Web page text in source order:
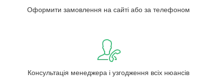
Оформити замовлення на сайті або за телефоном
Консультація менеджера і узгодження всіх нюансів